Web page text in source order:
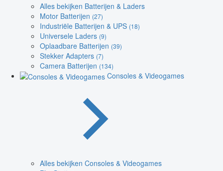
Alles bekijken Batterijen & Laders
Motor Batterijen (27)
Industriële Batterijen & UPS (18)
Universele Laders (9)
Oplaadbare Batterijen (39)
Stekker Adapters (7)
Camera Batterijen (134)
Consoles & Videogames
Alles bekijken Consoles & Videogames